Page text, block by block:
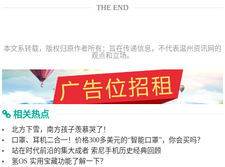
THE END
本文系转载，版权归原作者所有；旨在传递信息，不代表温州资讯网的
观点和立场。
相关热点
北方下雪，南方孩子羡慕哭了！
口罩、耳机二合一！价格300多美元的“智能口罩”，你会买吗？
站在时代前沿的集大成者 索尼手机历史经典回顾
氢OS 实用宝藏功能了解一下？